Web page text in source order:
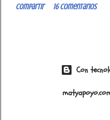
Compartir 16 comentarios
Con